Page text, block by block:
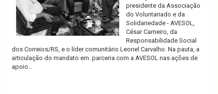
presidente da Associação
do Voluntariado e da
Solidariedade - AVESOL,
César Carneiro, da
Responsabilidade Social
dos Correios/RS, e o líder comunitário Leonel Carvalho. Na pauta, a
articulação do mandato em parceria com a AVESOL nas ações de
apoio...